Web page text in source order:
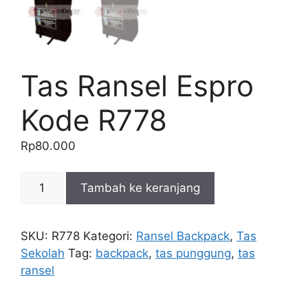
Tas Ransel Espro
Kode R778
Rp80.000
Kuantitas
Espro
Kode
R778
Tambah ke keranjang
SKU: R778 Kategori: Ransel Backpack, Tas
Sekolah Tag: backpack, tas punggung, tas
ransel